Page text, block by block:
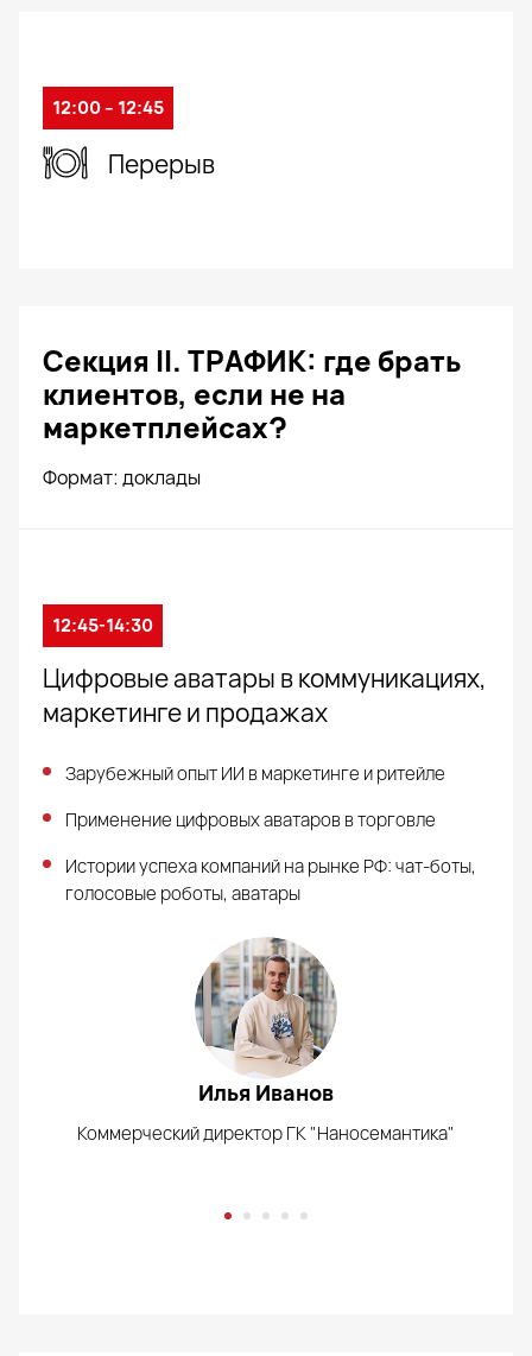
12:00 – 12:45
Перерыв
Секция II. ТРАФИК: где брать
клиентов, если не на
маркетплейсах?
Формат: доклады
12:45-14:30
Цифровые аватары в коммуникациях,
маркетинге и продажах
Зарубежный опыт ИИ в маркетинге и ритейле
Применение цифровых аватаров в торговле
Истории успеха компаний на рынке РФ: чат-боты,
голосовые роботы, аватары
Илья Иванов
Коммерческий директор ГК "Наносемантика"